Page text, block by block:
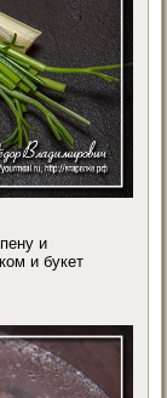
и
и букет